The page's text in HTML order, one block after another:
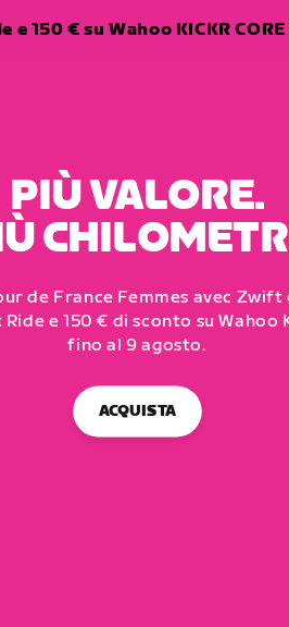
150 € su Wahoo KICKR
PIÙ VALORE.
de France Femmes avec Zwift
e 150 € di sconto su Wahoo
fino al 9 agosto.
ACQUISTA